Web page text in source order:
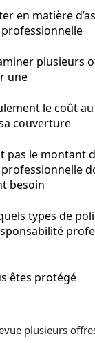
en matière
plusieurs
une
le coût
couverture
pas le montant
besoin
types de
êtes protégé
plusieurs